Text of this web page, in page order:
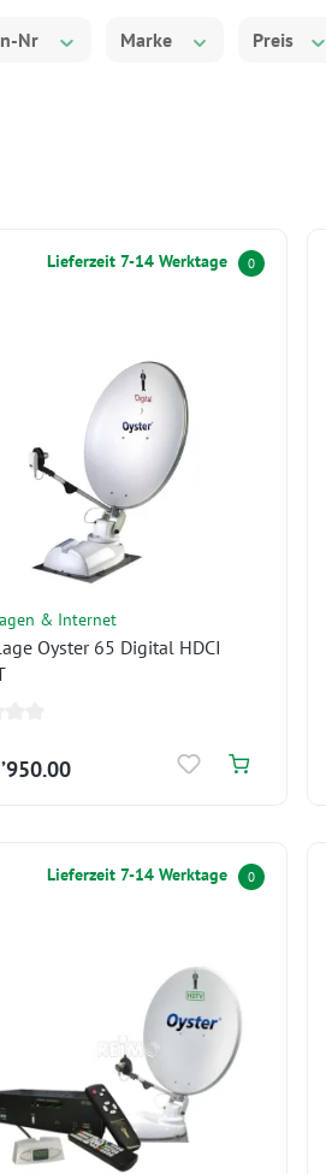
Nr Marke Preis
Lieferzeit 7-14 Werktage 0
& Internet
Oyster 65 Digital HDCI
Lieferzeit 7-14 Werktage 0